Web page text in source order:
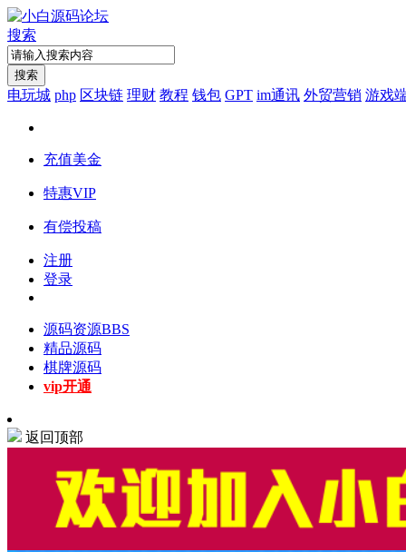
搜索
搜索
电玩城 php 区块链 理财 教程 钱包 GPT im通讯 外贸营销 游戏
充值美金
特惠VIP
有偿投稿
注册
登录
源码资源BBS
精品源码
棋牌源码
vip开通
返回顶部